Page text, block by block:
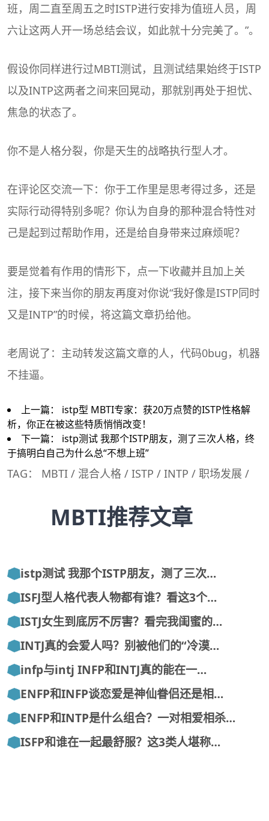
班，周二直至周五之时ISTP进行安排为值班人员，周
六让这两人开一场总结会议，如此就十分完美了。”。
假设你同样进行过MBTI测试，且测试结果始终于ISTP
以及INTP这两者之间来回晃动，那就别再处于担忧、
焦急的状态了。
你不是人格分裂，你是天生的战略执行型人才。
在评论区交流一下：你于工作里是思考得过多，还是
实际行动得特别多呢？你认为自身的那种混合特性对
己是起到过帮助作用，还是给自身带来过麻烦呢？
要是觉着有作用的情形下，点一下收藏并且加上关
注，接下来当你的朋友再度对你说“我好像是ISTP同时
又是INTP”的时候，将这篇文章扔给他。
老周说了：主动转发这篇文章的人，代码0bug，机器
不挂逼。
上一篇： istp型 MBTI专家：获20万点赞的ISTP性格解
析，你正在被这些特质悄悄改变！
下一篇： istp测试 我那个ISTP朋友，测了三次人格，终
于搞明白自己为什么总“不想上班”
TAG： MBTI / 混合人格 / ISTP / INTP / 职场发展 /
MBTI推荐文章
istp测试 我那个ISTP朋友，测了三次…
ISFJ型人格代表人物都有谁？看这3个…
ISTJ女生到底厉不厉害？看完我闺蜜的…
INTJ真的会爱人吗？别被他们的“冷漠…
infp与intj INFP和INTJ真的能在一…
ENFP和INFP谈恋爱是神仙眷侣还是相…
ENFP和INTP是什么组合？一对相爱相杀…
ISFP和谁在一起最舒服？这3类人堪称…